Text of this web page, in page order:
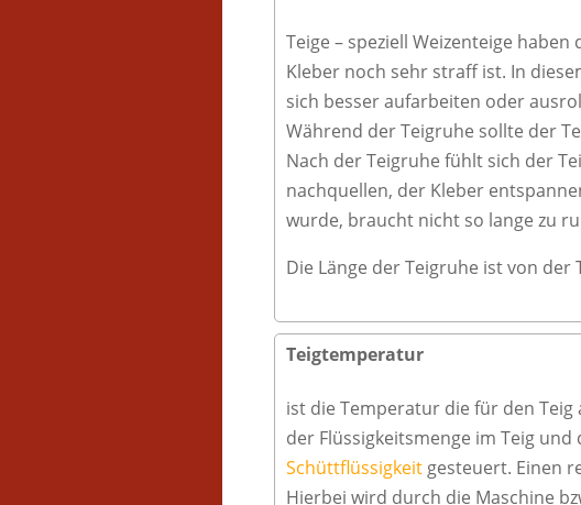
Teige – speziell Weizenteige
Kleber noch sehr straff ist. In
sich besser aufarbeiten oder
Während der Teigruhe sollte der
Nach der Teigruhe fühlt sich der
nachquellen, der Kleber
wurde, braucht nicht so lange zu
Die Länge der Teigruhe ist von der
Teigtemperatur
ist die Temperatur die für den
der Flüssigkeitsmenge im Teig
Schüttflüssigkeitgesteuert. Einen
Hierbei wird durch die Maschine